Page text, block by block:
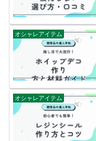
オシャレアイテム
オシャレアイテム